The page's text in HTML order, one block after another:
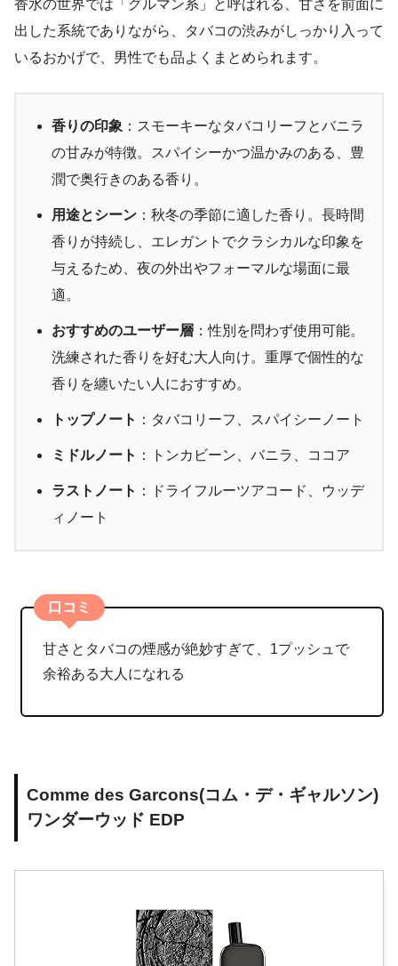
香水の世界では「グルマン系」と呼ばれる、甘さを前面に
出した系統でありながら、タバコの渋みがしっかり入って
いるおかげで、男性でも品よくまとめられます。
香りの印象 ：スモーキーなタバコリーフとバニラ
の甘みが特徴。スパイシーかつ温かみのある、豊
潤で奥行きのある香り。
用途とシーン ：秋冬の季節に適した香り。長時間
香りが持続し、エレガントでクラシカルな印象を
与えるため、夜の外出やフォーマルな場面に最
適。
おすすめのユーザー層 ：性別を問わず使用可能。
洗練された香りを好む大人向け。重厚で個性的な
香りを纏いたい人におすすめ。
トップノート ：タバコリーフ、スパイシーノート
ミドルノート ：トンカビーン、バニラ、ココア
ラストノート ：ドライフルーツアコード、ウッデ
ィノート
口コミ
甘さとタバコの煙感が絶妙すぎて、1プッシュで
余裕ある大人になれる
Comme des Garcons(コム・デ・ギャルソン)
ワンダーウッド EDP